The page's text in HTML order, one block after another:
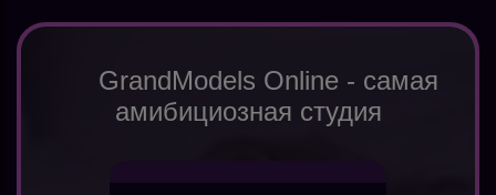
GrandModels Online - самая
амибициозная студия